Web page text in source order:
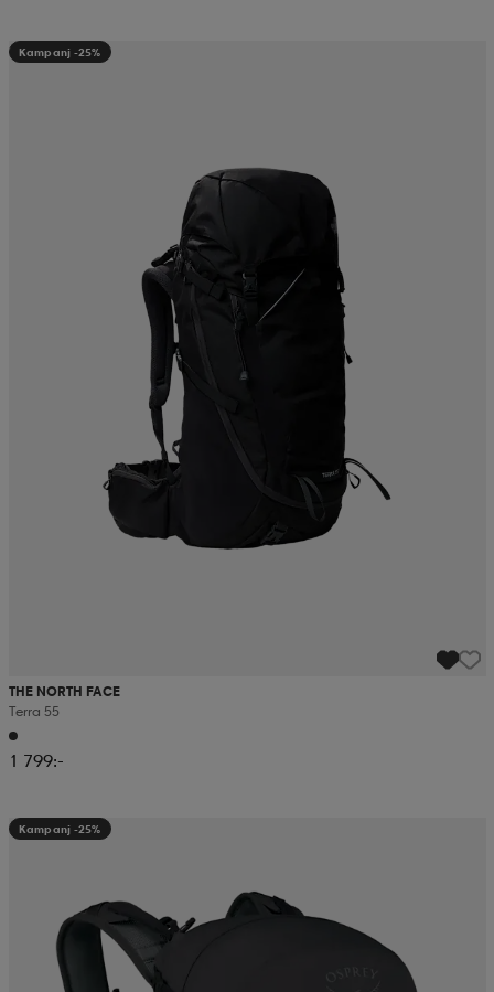
Kampanj -25%
THE NORTH FACE
Terra 55
1 799:-
Kampanj -25%